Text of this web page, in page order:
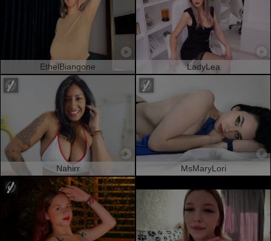
EthelBiangone LadyLea
Nahirr MsMaryLori